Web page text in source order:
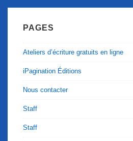
PAGES
Ateliers d’écriture gratuits en ligne
iPagination Éditions
Nous contacter
Staff
Staff